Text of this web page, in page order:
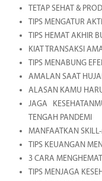
TETAP SEHAT &
TIPS MENGATUR
TIPS HEMAT AKHIR
KIAT TRANSAKSI
TIPS MENABUNG
AMALAN SAAT
ALASAN KAMU
JAGA
TENGAH PANDEMI
MANFAATKAN
TIPS KEUANGAN
3 CARA
TIPS MENJAGA